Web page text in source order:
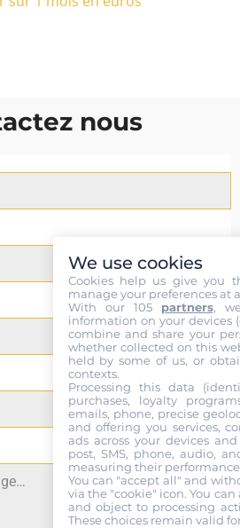
nous
We use cookies
Cookies help us give you
manage your preferences at
With our 105 partners,
information on your devices
combine and share your
whether collected on this
held by some of us, or
contexts.
Processing this data
purchases, loyalty
emails, phone, precise
and offering you services,
ads across your devices
post, SMS, phone, audio,
measuring their
You can "accept all" and
via the "cookie" icon. You
and object to processing
These choices remain valid